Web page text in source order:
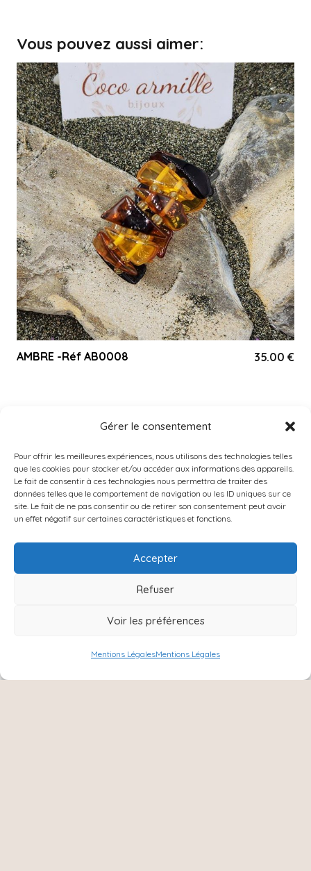
Gérer le consentement
Pour offrir les meilleures expériences, nous utilisons des technologies telles
que les cookies pour stocker et/ou accéder aux informations des appareils.
Le fait de consentir à ces technologies nous permettra de traiter des
données telles que le comportement de navigation ou les ID uniques sur ce
site. Le fait de ne pas consentir ou de retirer son consentement peut avoir
un effet négatif sur certaines caractéristiques et fonctions.
Accepter
Refuser
Voir les préférences
Mentions LégalesMentions Légales
Vous pouvez aussi aimer:
AMBRE -Réf AB0008 35.00 €
À PROPOS
Catégories
PRODUITS POPULAIRES
Instagram
Contact